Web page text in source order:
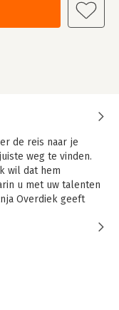
de reis naar je
weg te vinden.
wil dat hem
u met uw talenten
Overdiek geeft